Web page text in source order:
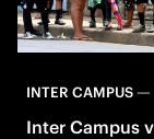
INTER CAMPUS—
Inter Campus